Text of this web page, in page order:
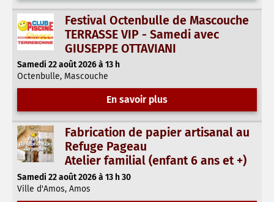
Festival Octenbulle de Mascouche
TERRASSE VIP - Samedi avec
GIUSEPPE OTTAVIANI
Samedi 22 août 2026 à 13 h
Octenbulle, Mascouche
En savoir plus
Fabrication de papier artisanal au
Refuge Pageau
Atelier familial (enfant 6 ans et +)
Samedi 22 août 2026 à 13 h 30
Ville d'Amos, Amos